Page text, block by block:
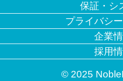
保証・シ
プライバシ
企業
採用
© 2025